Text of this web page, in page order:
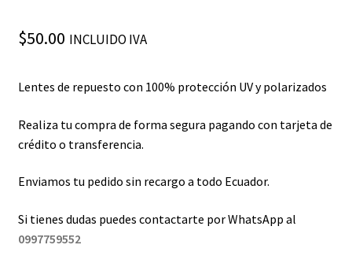
$50.00 INCLUIDO IVA
Lentes de repuesto con 100% protección UV y polarizados
Realiza tu compra de forma segura pagando con tarjeta de
crédito o transferencia.
Enviamos tu pedido sin recargo a todo Ecuador.
Si tienes dudas puedes contactarte por WhatsApp al
0997759552